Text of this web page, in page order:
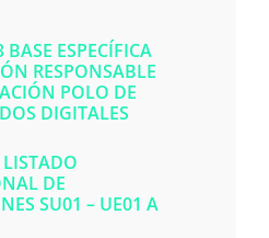
BASE ESPECÍFICA
RESPONSABLE
POLO DE
DIGITALES
DE
SU01 – UE01 A